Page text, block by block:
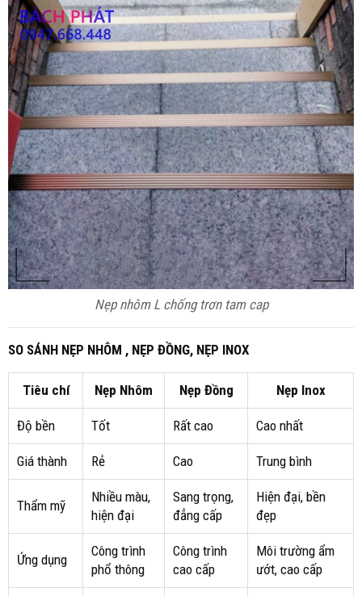
Nẹp nhôm L chống trơn tam cap
SO SÁNH NẸP NHÔM , NẸP ĐỒNG, NẸP INOX
Tiêu chí Nẹp Nhôm Nẹp Đồng Nẹp Inox
Độ bền Tốt Rất cao Cao nhất
Giá thành Rẻ Cao Trung bình
Thẩm mỹ
Nhiều màu,
hiện đại
Sang trọng,
đẳng cấp
Hiện đại, bền
đẹp
Ứng dụng
Công trình
phổ thông
Công trình
cao cấp
Môi trường ẩm
ướt, cao cấp